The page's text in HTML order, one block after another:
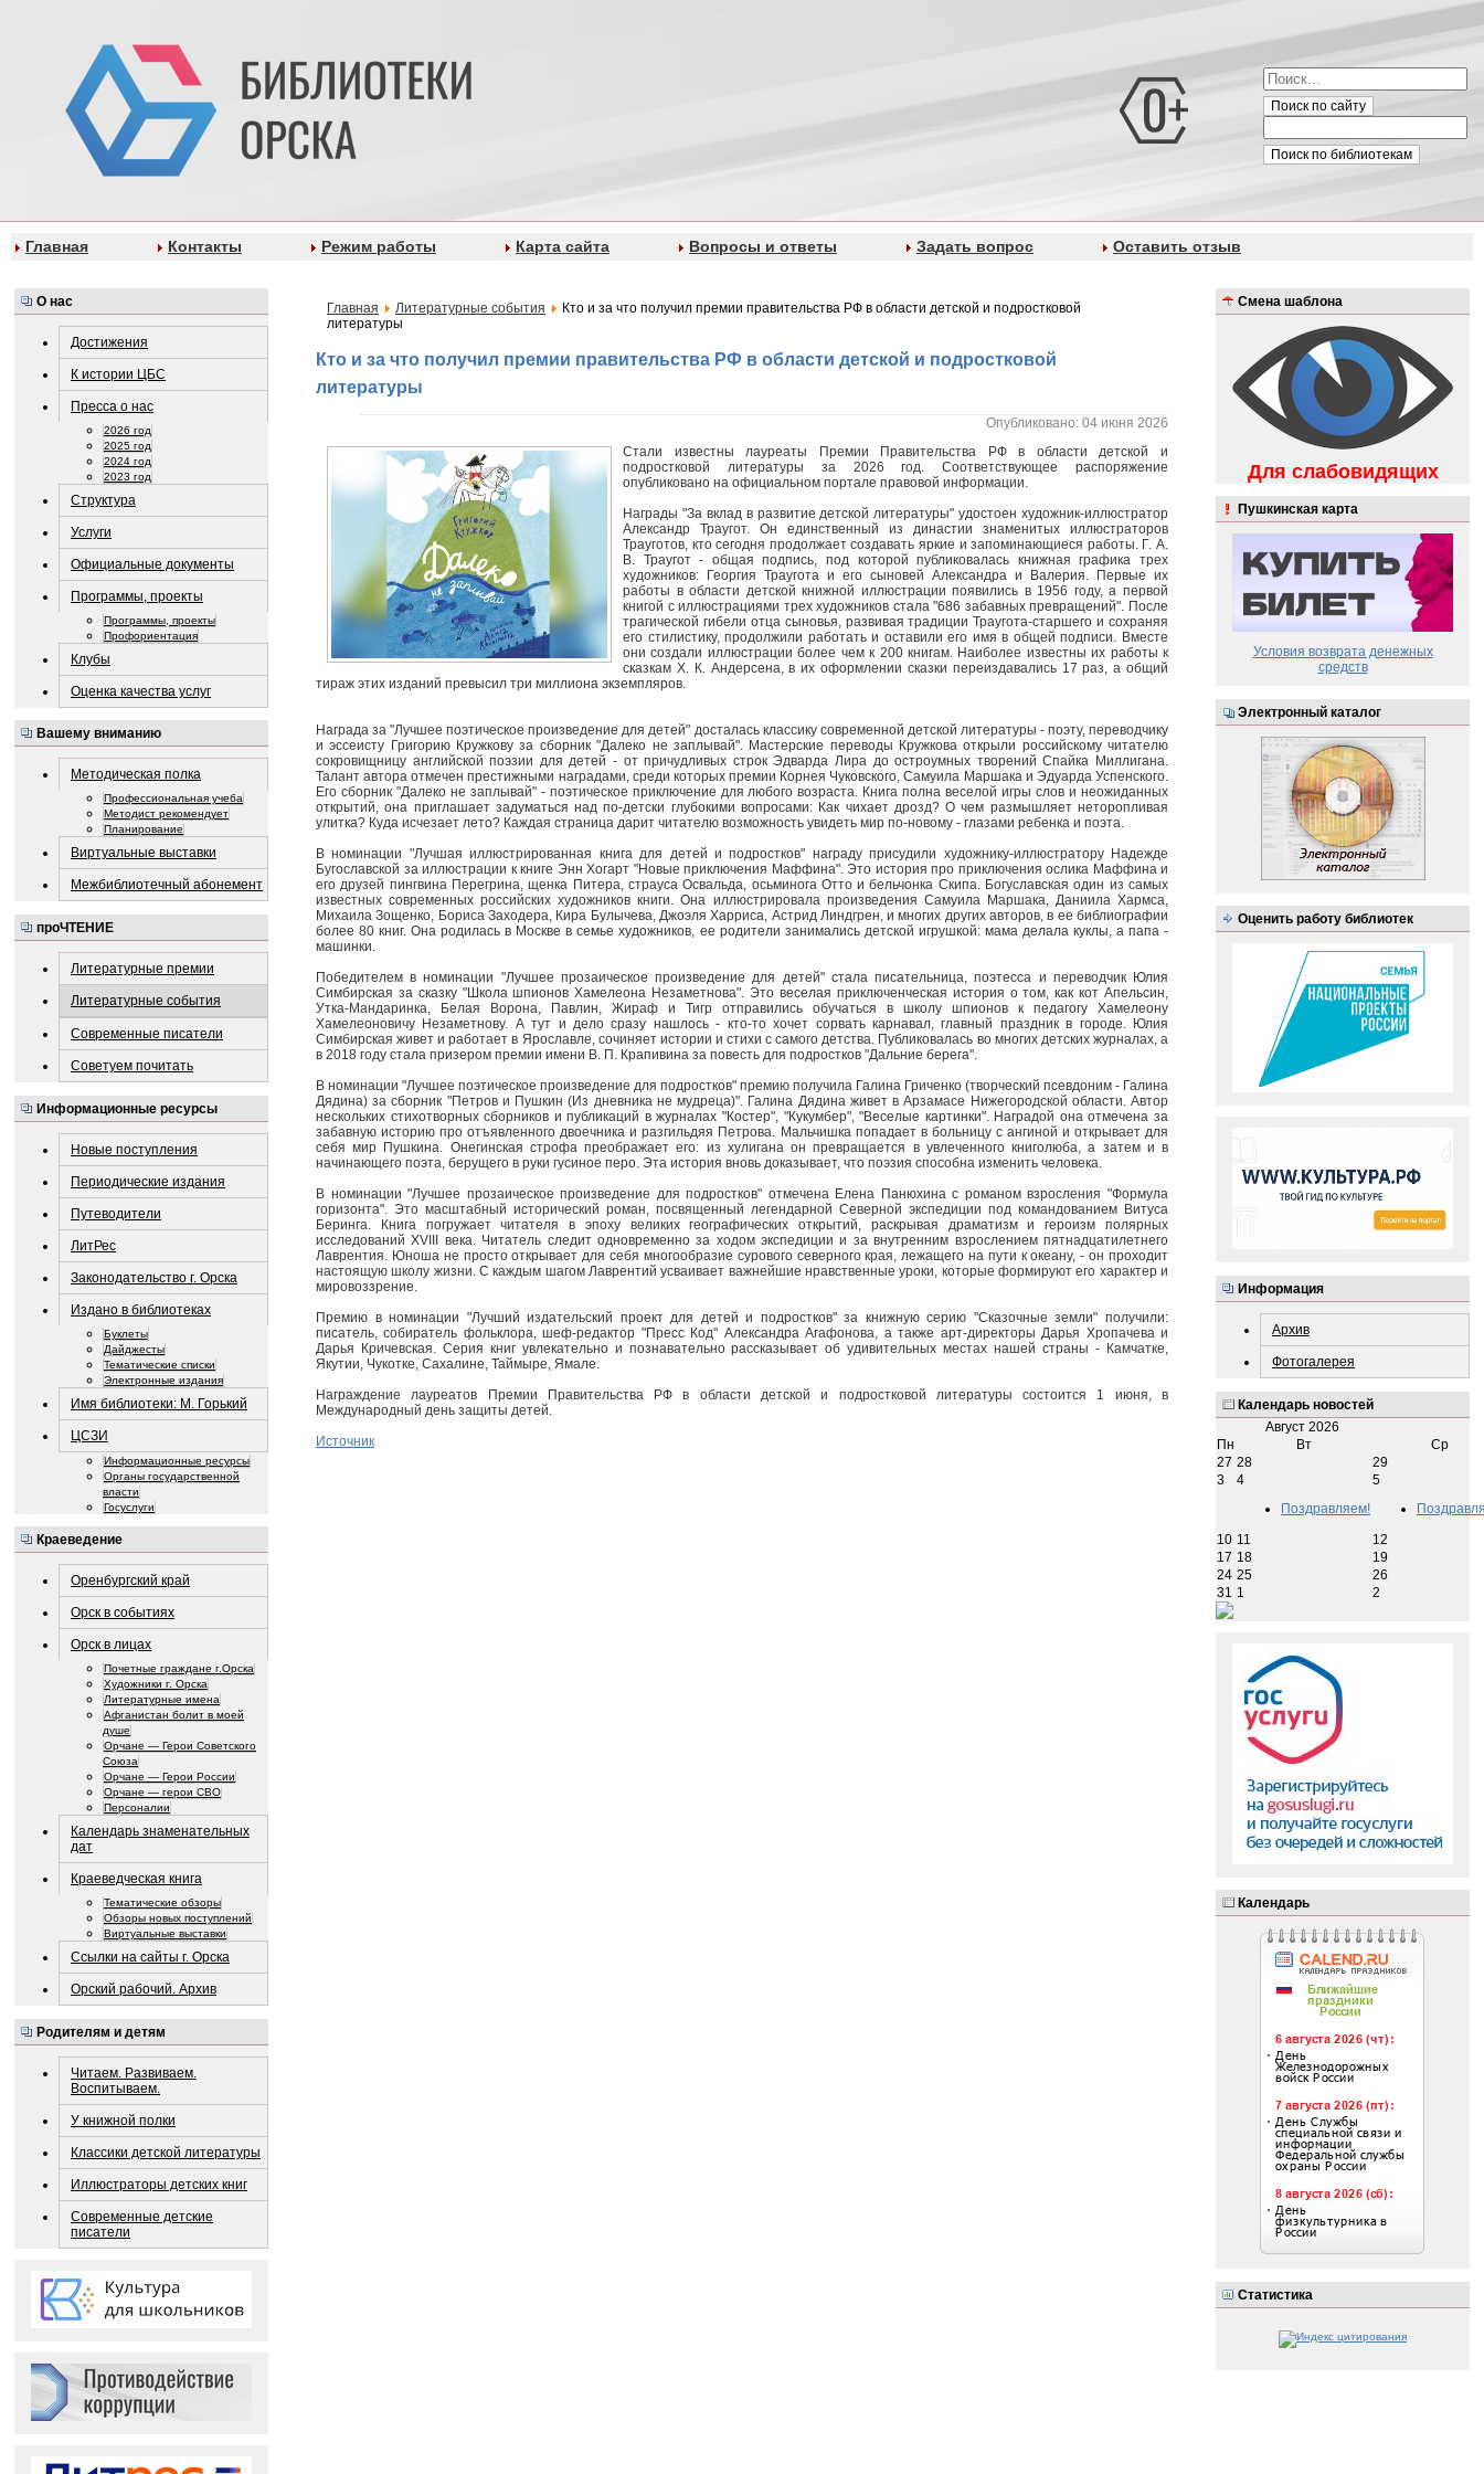
Поиск по сайту
Поиск по библиотекам
Главная Контакты Режим работы Карта сайта Вопросы и ответы Задать вопрос Оставить отзыв
О нас
Достижения
К истории ЦБС
Пресса о нас
2026 год
2025 год
2024 год
2023 год
Структура
Услуги
Официальные документы
Программы, проекты
Программы, проекты
Профориентация
Клубы
Оценка качества услуг
Вашему вниманию
Методическая полка
Профессиональная учеба
Методист рекомендует
Планирование
Виртуальные выставки
Межбиблиотечный абонемент
проЧТЕНИЕ
Литературные премии
Литературные события
Современные писатели
Советуем почитать
Информационные ресурсы
Новые поступления
Периодические издания
Путеводители
ЛитРес
Законодательство г. Орска
Издано в библиотеках
Буклеты
Дайджесты
Тематические списки
Электронные издания
Имя библиотеки: М. Горький
ЦСЗИ
Информационные ресурсы
Органы государственной
власти
Госуслуги
Краеведение
Оренбургский край
Орск в событиях
Орск в лицах
Почетные граждане г.Орска
Художники г. Орска
Литературные имена
Афганистан болит в моей
душе
Орчане — Герои Советского
Союза
Орчане — Герои России
Орчане — герои СВО
Персоналии
Календарь знаменательных
дат
Краеведческая книга
Тематические обзоры
Обзоры новых поступлений
Виртуальные выставки
Ссылки на сайты г. Орска
Орский рабочий. Архив
Родителям и детям
Читаем. Развиваем.
Воспитываем.
У книжной полки
Классики детской литературы
Иллюстраторы детских книг
Современные детские
писатели
Главная Литературные события
Кто и за что получил премии правительства РФ в области детской и подростковой
литературы
Кто и за что получил премии правительства РФ в области детской и подростковой
литературы
Опубликовано: 04 июня 2026
Стали известны лауреаты Премии Правительства РФ в области детской и
подростковой литературы за 2026 год. Cоответствующее распоряжение
опубликовано на официальном портале правовой информации.
Награды "За вклад в развитие детской литературы" удостоен художник-иллюстратор
Александр Траугот. Он единственный из династии знаменитых иллюстраторов
Трауготов, кто сегодня продолжает создавать яркие и запоминающиеся работы. Г. А.
В. Траугот - общая подпись, под которой публиковалась книжная графика трех
художников: Георгия Траугота и его сыновей Александра и Валерия. Первые их
работы в области детской книжной иллюстрации появились в 1956 году, а первой
книгой с иллюстрациями трех художников стала "686 забавных превращений". После
трагической гибели отца сыновья, развивая традиции Траугота-старшего и сохраняя
его стилистику, продолжили работать и оставили его имя в общей подписи. Вместе
они создали иллюстрации более чем к 200 книгам. Наиболее известны их работы к
сказкам Х. К. Андерсена, в их оформлении сказки переиздавались 17 раз, а общий
тираж этих изданий превысил три миллиона экземпляров.
Награда за "Лучшее поэтическое произведение для детей" досталась классику современной детской литературы - поэту, переводчику
и эссеисту Григорию Кружкову за сборник "Далеко не заплывай". Мастерские переводы Кружкова открыли российскому читателю
сокровищницу английской поэзии для детей - от причудливых строк Эдварда Лира до остроумных творений Спайка Миллигана.
Талант автора отмечен престижными наградами, среди которых премии Корнея Чуковского, Самуила Маршака и Эдуарда Успенского.
Его сборник "Далеко не заплывай" - поэтическое приключение для любого возраста. Книга полна веселой игры слов и неожиданных
открытий, она приглашает задуматься над по‑детски глубокими вопросами: Как чихает дрозд? О чем размышляет неторопливая
улитка? Куда исчезает лето? Каждая страница дарит читателю возможность увидеть мир по‑новому - глазами ребенка и поэта.
В номинации "Лучшая иллюстрированная книга для детей и подростков" награду присудили художнику-иллюстратору Надежде
Бугославской за иллюстрации к книге Энн Хогарт "Новые приключения Маффина". Это история про приключения ослика Маффина и
его друзей пингвина Перегрина, щенка Питера, страуса Освальда, осьминога Отто и бельчонка Скипа. Богуславская один из самых
известных современных российских художников книги. Она иллюстрировала произведения Самуила Маршака, Даниила Хармса,
Михаила Зощенко, Бориса Заходера, Кира Булычева, Джоэля Харриса, Астрид Линдгрен, и многих других авторов, в ее библиографии
более 80 книг. Она родилась в Москве в семье художников, ее родители занимались детской игрушкой: мама делала куклы, а папа -
машинки.
Победителем в номинации "Лучшее прозаическое произведение для детей" стала писательница, поэтесса и переводчик Юлия
Симбирская за сказку "Школа шпионов Хамелеона Незаметнова". Это веселая приключенческая история о том, как кот Апельсин,
Утка-Мандаринка, Белая Ворона, Павлин, Жираф и Тигр отправились обучаться в школу шпионов к педагогу Хамелеону
Хамелеоновичу Незаметнову. А тут и дело сразу нашлось - кто-то хочет сорвать карнавал, главный праздник в городе. Юлия
Симбирская живет и работает в Ярославле, сочиняет истории и стихи с самого детства. Публиковалась во многих детских журналах, а
в 2018 году стала призером премии имени В. П. Крапивина за повесть для подростков "Дальние берега".
В номинации "Лучшее поэтическое произведение для подростков" премию получила Галина Гриченко (творческий псевдоним - Галина
Дядина) за сборник "Петров и Пушкин (Из дневника не мудреца)". Галина Дядина живет в Арзамасе Нижегородской области. Автор
нескольких стихотворных сборников и публикаций в журналах "Костер", "Кукумбер", "Веселые картинки". Наградой она отмечена за
забавную историю про отъявленного двоечника и разгильдяя Петрова. Мальчишка попадает в больницу с ангиной и открывает для
себя мир Пушкина. Онегинская строфа преображает его: из хулигана он превращается в увлеченного книголюба, а затем и в
начинающего поэта, берущего в руки гусиное перо. Эта история вновь доказывает, что поэзия способна изменить человека.
В номинации "Лучшее прозаическое произведение для подростков" отмечена Елена Панюхина с романом взросления "Формула
горизонта". Это масштабный исторический роман, посвященный легендарной Северной экспедиции под командованием Витуса
Беринга. Книга погружает читателя в эпоху великих географических открытий, раскрывая драматизм и героизм полярных
исследований XVIII века. Читатель следит одновременно за ходом экспедиции и за внутренним взрослением пятнадцатилетнего
Лаврентия. Юноша не просто открывает для себя многообразие сурового северного края, лежащего на пути к океану, - он проходит
настоящую школу жизни. С каждым шагом Лаврентий усваивает важнейшие нравственные уроки, которые формируют его характер и
мировоззрение.
Премию в номинации "Лучший издательский проект для детей и подростков" за книжную серию "Сказочные земли" получили:
писатель, собиратель фольклора, шеф-редактор "Пресс Код" Александра Агафонова, а также арт-директоры Дарья Хропачева и
Дарья Кричевская. Серия книг увлекательно и познавательно рассказывает об удивительных местах нашей страны - Камчатке,
Якутии, Чукотке, Сахалине, Таймыре, Ямале.
Награждение лауреатов Премии Правительства РФ в области детской и подростковой литературы состоится 1 июня, в
Международный день защиты детей.
Источник
Смена шаблона
Для слабовидящих
Пушкинская карта
Условия возврата денежных
средств
Электронный каталог
Оценить работу библиотек
Информация
Архив
Фотогалерея
Календарь новостей
Август 2026
Пн
Вт
Ср
27 28
29
3
4
Поздравляем!
5
10 11
12
17 18
19
24 25
26
31 1 2
Календарь
Статистика